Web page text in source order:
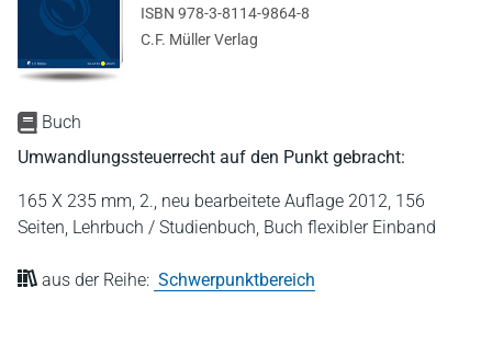
Buch
Umwandlungssteuerrecht auf den Punkt gebracht:
165 X 235 mm, 2., neu bearbeitete Auflage 2012, 156
Seiten, Lehrbuch / Studienbuch, Buch flexibler Einband
aus der Reihe: Schwerpunktbereich
ISBN 978-3-8114-9864-8
C.F. Müller Verlag